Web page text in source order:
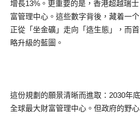
增長13%。更重要的是，香港超越瑞
富管理中心。這些數字背後，藏着一
正從「坐金礦」走向「造生態」，而
略升級的藍圖。
這份規劃的願景清晰而進取：2030年
全球最大財富管理中心。但政府的野